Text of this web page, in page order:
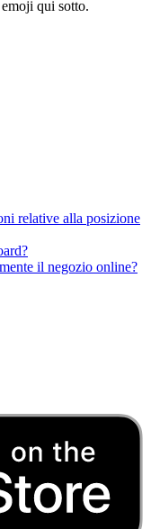
qui sotto.
relative alla posizione
il negozio online?